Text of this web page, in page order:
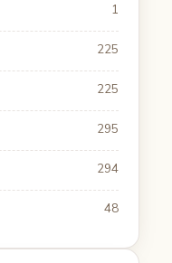
1
225
225
295
294
48